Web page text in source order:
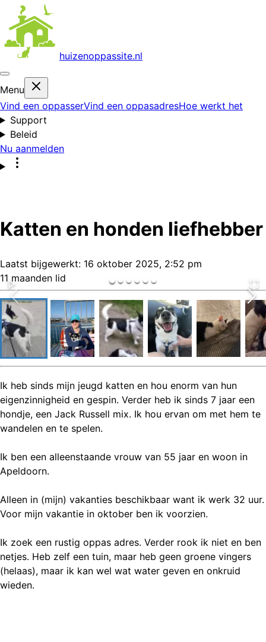
huizenoppassite.nl
Menu
Vind een oppasserVind een oppasadresHoe werkt het
Support
Beleid
Nu aanmelden
Katten en honden liefhebber
Laatst bijgewerkt: 16 oktober 2025, 2:52 pm
11 maanden lid
Ik heb sinds mijn jeugd katten en hou enorm van hun
eigenzinnigheid en gespin. Verder heb ik sinds 7 jaar een
hondje, een Jack Russell mix. Ik hou ervan om met hem te
wandelen en te spelen.
Ik ben een alleenstaande vrouw van 55 jaar en woon in
Apeldoorn.
Alleen in (mijn) vakanties beschikbaar want ik werk 32 uur.
Voor mijn vakantie in oktober ben ik voorzien.
Ik zoek een rustig oppas adres. Verder rook ik niet en ben
netjes. Heb zelf een tuin, maar heb geen groene vingers
(helaas), maar ik kan wel wat water geven en onkruid